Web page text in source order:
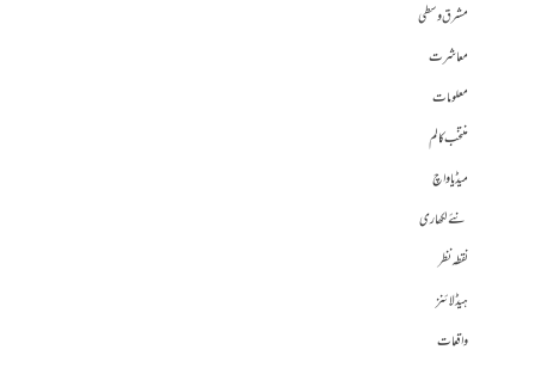
مشرق وسطی
معاشرت
معلومات
منتخب کالم
میڈیا واچ
نئے لکھاری
نقطہ نظر
ہیڈلائنز
واقعات